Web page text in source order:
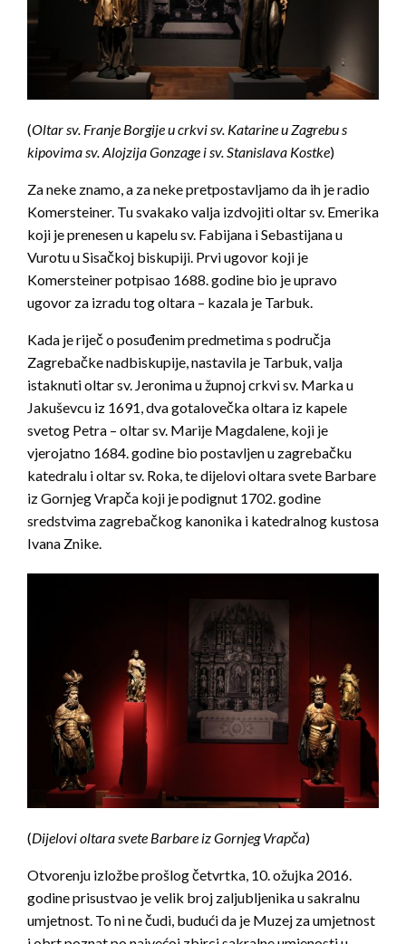
(Oltar sv. Franje Borgije u crkvi sv. Katarine u Zagrebus
kipovima sv. Alojzija Gonzage i sv. Stanislava Kostke)
Za neke znamo, a za neke pretpostavljamo da ih je radio
Komersteiner. Tu svakako valja izdvojiti oltar sv. Emerika
koji je prenesen u kapelu sv. Fabijana i Sebastijana u
Vurotu u Sisačkoj biskupiji. Prvi ugovor koji je
Komersteiner potpisao 1688. godine bio je upravo
ugovor za izradu tog oltara – kazala je Tarbuk.
Kada je riječ o posuđenim predmetima s područja
Zagrebačke nadbiskupije, nastavila je Tarbuk, valja
istaknuti oltar sv. Jeronima u župnoj crkvi sv. Marka u
Jakuševcu iz 1691, dva gotalovečka oltara iz kapele
svetog Petra – oltar sv. Marije Magdalene, koji je
vjerojatno 1684. godine bio postavljen u zagrebačku
katedralu i oltar sv. Roka, te dijelovi oltara svete Barbare
iz Gornjeg Vrapča koji je podignut 1702. godine
sredstvima zagrebačkog kanonika i katedralnog kustosa
Ivana Znike.
(Dijelovi oltara svete Barbare iz Gornjeg Vrapča)
Otvorenju izložbe prošlog četvrtka, 10. ožujka 2016.
godine prisustvao je velik broj zaljubljenika u sakralnu
umjetnost. To ni ne čudi, budući da je Muzej za umjetnost